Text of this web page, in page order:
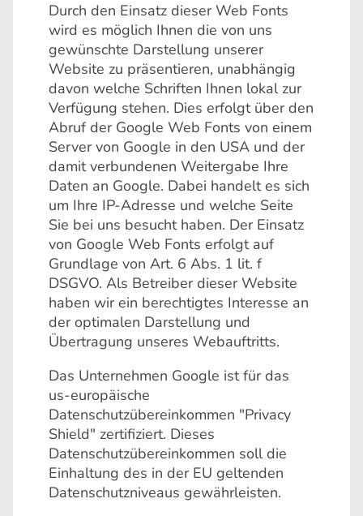
Durch den Einsatz dieser Web Fonts
wird es möglich Ihnen die von uns
gewünschte Darstellung unserer
Website zu präsentieren, unabhängig
davon welche Schriften Ihnen lokal zur
Verfügung stehen. Dies erfolgt über den
Abruf der Google Web Fonts von einem
Server von Google in den USA und der
damit verbundenen Weitergabe Ihre
Daten an Google. Dabei handelt es sich
um Ihre IP-Adresse und welche Seite
Sie bei uns besucht haben. Der Einsatz
von Google Web Fonts erfolgt auf
Grundlage von Art. 6 Abs. 1 lit. f
DSGVO. Als Betreiber dieser Website
haben wir ein berechtigtes Interesse an
der optimalen Darstellung und
Übertragung unseres Webauftritts.
Das Unternehmen Google ist für das
us-europäische
Datenschutzübereinkommen "Privacy
Shield" zertifiziert. Dieses
Datenschutzübereinkommen soll die
Einhaltung des in der EU geltenden
Datenschutzniveaus gewährleisten.